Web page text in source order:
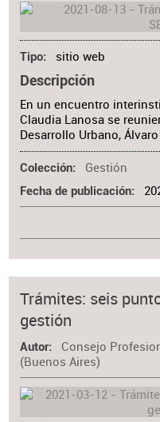
Tipo sitio web
Descripción
En un encuentro
Claudia Lanosa se
Desarrollo Urbano,
Colección Gestión
Fecha de publicación
Trámites: seis
gestión
Autor
Consejo
(Buenos Aires)